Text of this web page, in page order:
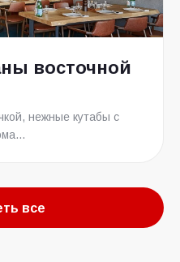
восточной
нежные кутабы с
все